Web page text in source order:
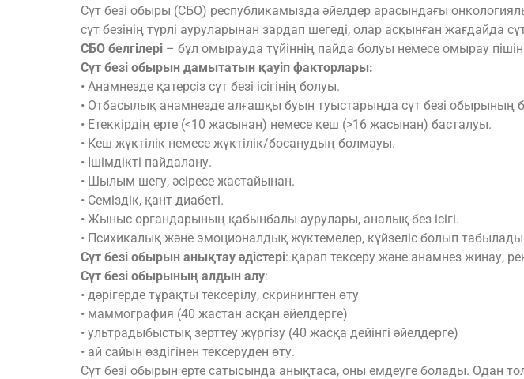
Сүт безі обыры (СБО) республикамызда әйелдер арасындағы
сүт безінің түрлі ауруларынан зардап шегеді, олар асқынған жағдайда
СБО белгілері – бұл омырауда түйіннің пайда болуы немесе омырау
Сүт безі обырын дамытатын қауіп факторлары:
• Анамнезде қатерсіз сүт безі ісігінің болуы.
• Отбасылық анамнезде алғашқы буын туыстарында сүт безі обырының
• Етеккірдің ерте (<10 жасынан) немесе кеш (>16 жасынан) басталуы.
• Кеш жүктілік немесе жүктілік/босанудың болмауы.
• Ішімдікті пайдалану.
• Шылым шегу, әсіресе жастайынан.
• Семіздік, қант диабеті.
• Жыныс органдарының қабынбалы аурулары, аналық без ісігі.
• Психикалық және эмоционалдық жүктемелер, күйзеліс болып
Сүт безі обырын анықтау әдістері: қарап тексеру және анамнез жинау,
Сүт безі обырының алдын алу:
• дәрігерде тұрақты тексерілу, скринингтен өту
• маммография (40 жастан асқан әйелдерге)
• ультрадыбыстық зерттеу жүргізу (40 жасқа дейінгі әйелдерге)
• ай сайын өздігінен тексеруден өту.
Сүт безі обырын ерте сатысында анықтаса, оны емдеуге болады. Одан